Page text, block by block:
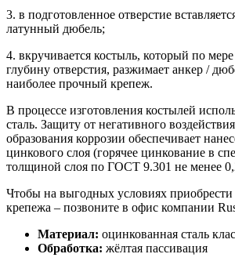
3. в подготовленное отверстие
латунный дюбель;
4. вкручивается костыль, который по
глубину отверстия, разжимает анкер /
наиболее прочный крепеж.
В процессе изготовления костылей
сталь. Защиту от негативного
образования коррозии обеспечивает
цинкового слоя (горячее цинкование в
толщиной слоя по ГОСТ 9.301 не менее
Чтобы на выгодных условиях
крепежа – позвоните в офис компании
Материал: оцинкованная сталь
Обработка: жёлтая пассивация